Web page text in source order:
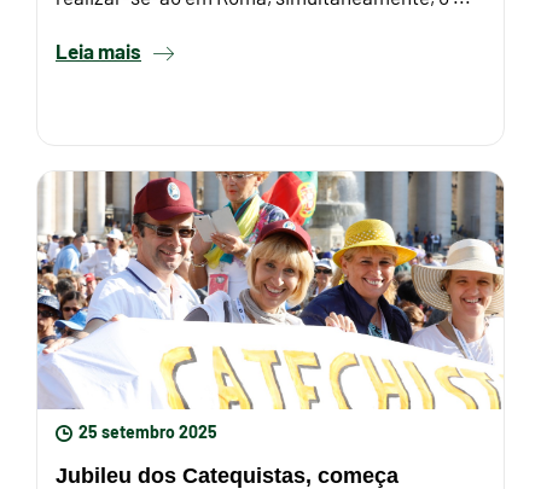
Leia mais
25 setembro 2025
Jubileu dos Catequistas, começa